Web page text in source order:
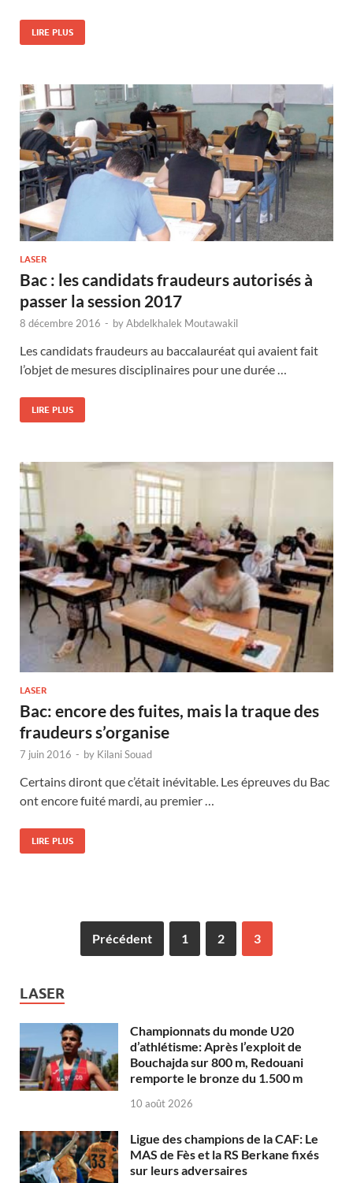
LIRE PLUS
LASER
Bac : les candidats fraudeurs autorisés à
passer la session 2017
8 décembre 2016 - byAbdelkhalek Moutawakil
Les candidats fraudeurs au baccalauréat qui avaient fait
l’objet de mesures disciplinaires pour une durée …
LIRE PLUS
LASER
Bac: encore des fuites, mais la traque des
fraudeurs s’organise
7 juin 2016 - by Kilani Souad
Certains diront que c’était inévitable. Les épreuves du Bac
ont encore fuité mardi, au premier …
LIRE PLUS
Précédent 1 2 3
LASER
Championnats du monde U20
d’athlétisme: Après l’exploit de
Bouchajda sur 800 m, Redouani
remporte le bronze du 1.500 m
10 août 2026
Ligue des champions de la CAF: Le
MAS de Fès et la RS Berkane fixés
sur leurs adversaires